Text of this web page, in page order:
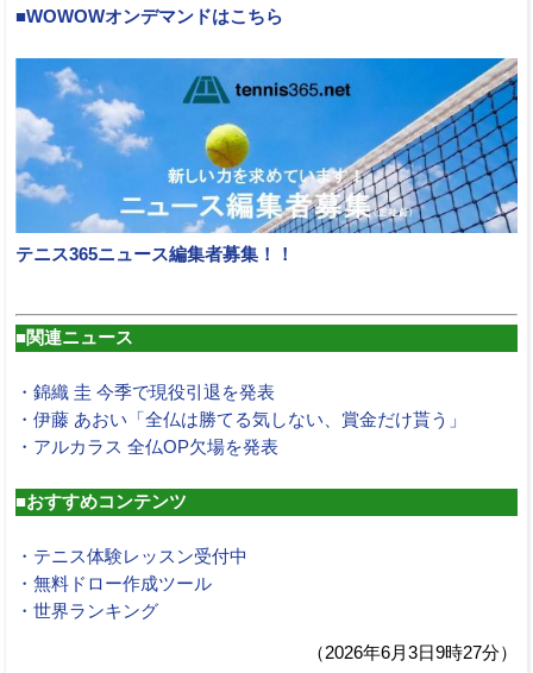
■WOWOWオンデマンドはこちら
テニス365ニュース編集者募集！！
■関連ニュース
・錦織 圭 今季で現役引退を発表
・伊藤 あおい「全仏は勝てる気しない、賞金だけ貰う」
・アルカラス 全仏OP欠場を発表
■おすすめコンテンツ
・テニス体験レッスン受付中
・無料ドロー作成ツール
・世界ランキング
（2026年6月3日9時27分）